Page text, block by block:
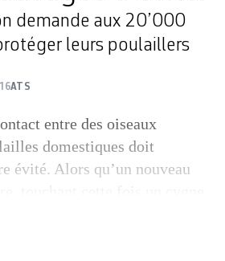
demande aux 20’000
leurs poulaillers
ATS
entre des oiseaux
domestiques doit
évité. Alors qu’un nouveau